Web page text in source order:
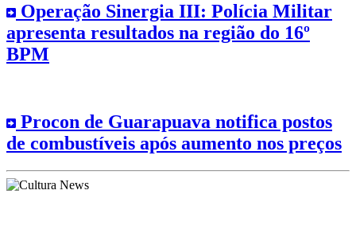
Operação Sinergia III: Polícia Militar
apresenta resultados na região do 16º
BPM
Procon de Guarapuava notifica postos
de combustíveis após aumento nos preços